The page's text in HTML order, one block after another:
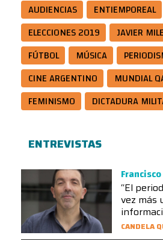
AUDIENCIAS
ENTIEMPOREAL
ELECCIONES 2019
JAVIER
FÚTBOL
MÚSICA
CINE ARGENTINO
MUNDIAL
FEMINISMO
DICTADURA
ENTREVISTAS
“El
vez más
CANDELA